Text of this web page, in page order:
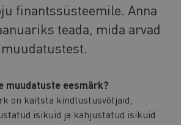
finantssüsteemile. Anna
teada, mida arvad
muudatuste eesmärk?
on kaitsta kindlustusvõtjaid,
isikuid ja kahjustatud isikuid